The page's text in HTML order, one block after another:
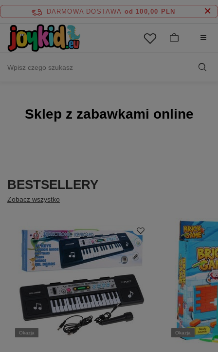
DARMOWA DOSTAWA od 100,00 PLN
Sklep z zabawkami online
BESTSELLERY
Zobacz wszystko
Okazja Okazja